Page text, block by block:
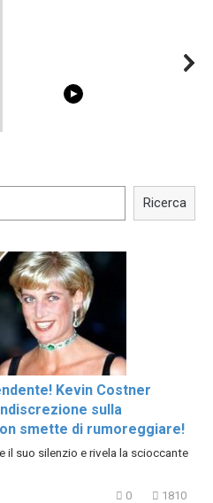
Shocking illusion - Pretty
Ricerca
Kevin Costner
sulla
smette di rumoreggiare!
il suo silenzio e rivela la scioccante
0 1810